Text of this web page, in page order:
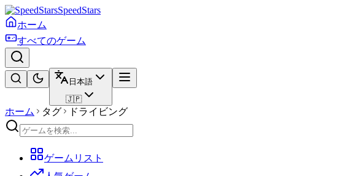
SpeedStars
ホーム
すべてのゲーム
日本語
🇯🇵
ホーム タグ ドライビング
ゲームリスト